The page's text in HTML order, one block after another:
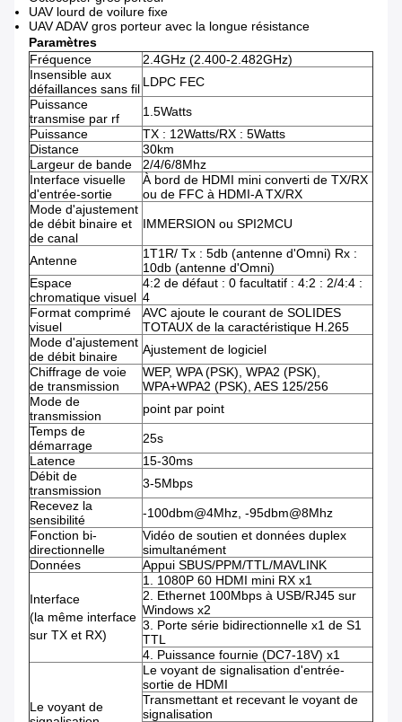
UAV lourd de voilure fixe
UAV ADAV gros porteur avec la longue résistance
Paramètres
Fréquence
2.4GHz (2.400-2.482GHz)
Insensible aux
défaillances sans fil LDPC FEC
Puissance
transmise par rf
1.5Watts
Puissance
TX : 12Watts/RX : 5Watts
Distance
30km
Largeur de bande
2/4/6/8Mhz
Interface visuelle
d'entrée-sortie
À bord de HDMI mini converti de TX/RX
ou de FFC à HDMI-A TX/RX
Mode d'ajustement
de débit binaire et
de canal
IMMERSION ou SPI2MCU
Antenne 1T1R/ Tx : 5db (antenne d'Omni) Rx :
10db (antenne d'Omni)
Espace
chromatique visuel
4:2 de défaut : 0 facultatif : 4:2 : 2/4:4 :
4
Format comprimé
visuel
AVC ajoute le courant de SOLIDES
TOTAUX de la caractéristique H.265
Mode d'ajustement
de débit binaire
Ajustement de logiciel
Chiffrage de voie
de transmission
WEP, WPA (PSK), WPA2 (PSK),
WPA+WPA2 (PSK), AES 125/256
Mode de
transmission
point par point
Temps de
démarrage
25s
Latence
15-30ms
Débit de
transmission
3-5Mbps
Recevez la
sensibilité
-100dbm@4Mhz, -95dbm@8Mhz
Fonction bi-
directionnelle
Vidéo de soutien et données duplex
simultanément
Données
Appui SBUS/PPM/TTL/MAVLINK
Interface
(la même interface
sur TX et RX)
1. 1080P 60 HDMI mini RX x1
2. Ethernet 100Mbps à USB/RJ45 sur
Windows x2
3. Porte série bidirectionnelle x1 de S1
TTL
4. Puissance fournie (DC7-18V) x1
Le voyant de
Le voyant de signalisation d'entrée-
sortie de HDMI
Transmettant et recevant le voyant de
signalisation